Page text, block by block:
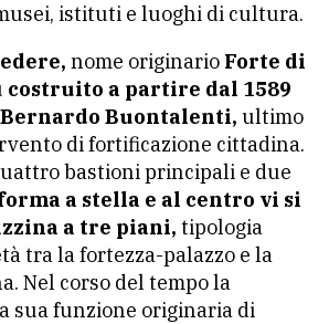
istituti e luoghi di cultura.
nome originario Forte di
costruito a partire dal 1589
Buontalenti, ultimo
di fortificazione cittadina.
bastioni principali e due
a stella e al centro vi si
a tre piani, tipologia
tra la fortezza-palazzo e la
Nel corso del tempo la
sua funzione originaria di